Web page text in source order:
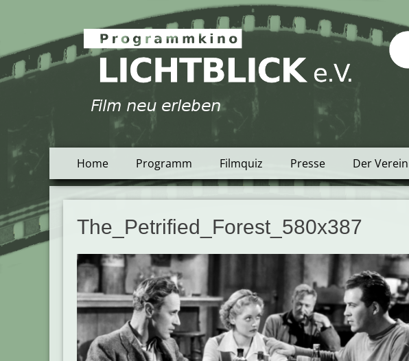
Programmkino Lichtblick
Primäres
Menü
Inhalt
springen
Home Programm Filmquiz Presse Der Verein
The_Petrified_Forest_580x387